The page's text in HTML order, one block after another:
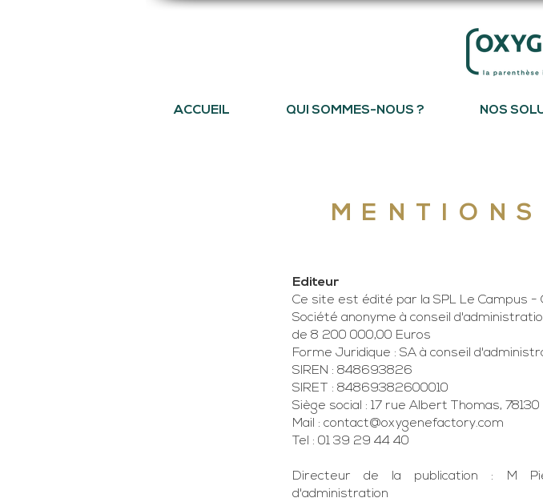
ACCUEIL QUI SOMMES-NOUS ? NOS
Editeur
Ce site est édité par la SPL Le Campus -
Société anonyme à conseil
de 8 200 000,00 Euros
Forme Juridique : SA à conseil
SIREN : 848693826
SIRET : 84869382600010
Siège social : 17 rue Albert Thomas,
Mail : contact@oxygenefactory.com
Tel : 01 39 29 44 40
Directeur de la publication : M
d'administration